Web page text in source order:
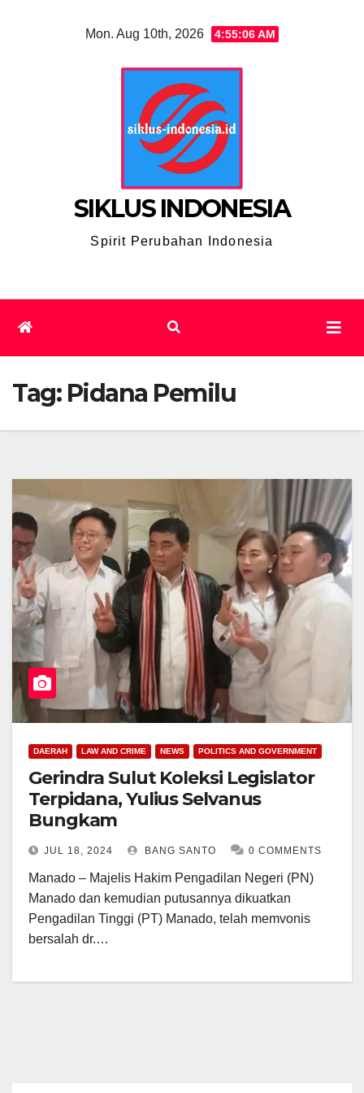
Mon. Aug 10th, 2026 4:55:07 AM
SIKLUS INDONESIA
Spirit Perubahan Indonesia
Tag: Pidana Pemilu
DAERAH LAW AND CRIME NEWS POLITICS AND GOVERNMENT
Gerindra Sulut Koleksi Legislator
Terpidana, Yulius Selvanus
Bungkam
JUL 18, 2024 BANG SANTO 0 COMMENTS
Manado – Majelis Hakim Pengadilan Negeri (PN)
Manado dan kemudian putusannya dikuatkan
Pengadilan Tinggi (PT) Manado, telah memvonis
bersalah dr.…